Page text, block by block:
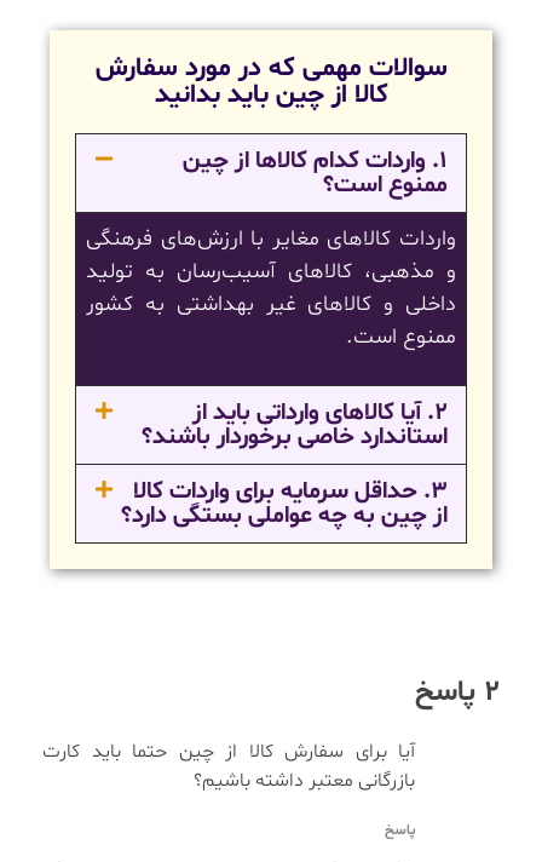
سوالات مهمی که در مورد سفارش
کالا از چین باید بدانید
1. واردات کدام کالاها از چین
ممنوع است؟
واردات کالاهای مغایر با ارزش‌های فرهنگی
و مذهبی، کالاهای آسیب‌رسان به تولید
داخلی و کالاهای غیر بهداشتی به کشور
ممنوع است.
2. آیا کالاهای وارداتی باید از
استاندارد خاصی برخوردار باشند؟
3. حداقل سرمایه برای واردات کالا
از چین به چه عواملی بستگی دارد؟
2 پاسخ
آیا برای سفارش کالا از چین حتما باید کارت
بازرگانی معتبر داشته باشیم؟
پاسخ